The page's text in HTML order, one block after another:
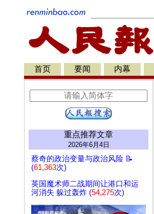
首页 要闻 内幕
重点推荐文章
2026年6月4日
蔡奇的政治变量与政治风险 📝
(61,363次)
英国魔术师二战期间让港口和运
河消失 躲过轰炸 (54,275次)